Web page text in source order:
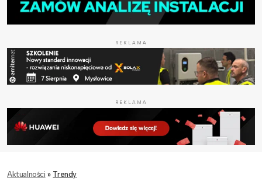
REKLAMA
REKLAMA
Aktualności » Trendy